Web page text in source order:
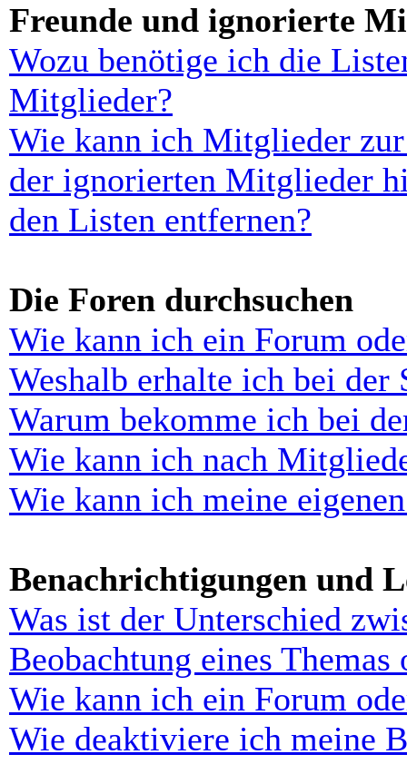
Freunde und ignorierte
Wozu benötige ich die
Mitglieder?
Wie kann ich Mitglieder
der ignorierten Mitglieder
den Listen entfernen?
Die Foren durchsuchen
Wie kann ich ein Forum
Weshalb erhalte ich bei der
Warum bekomme ich bei
Wie kann ich nach
Wie kann ich meine
Benachrichtigungen und
Was ist der Unterschied
Beobachtung eines Themas
Wie kann ich ein Forum
Wie deaktiviere ich meine